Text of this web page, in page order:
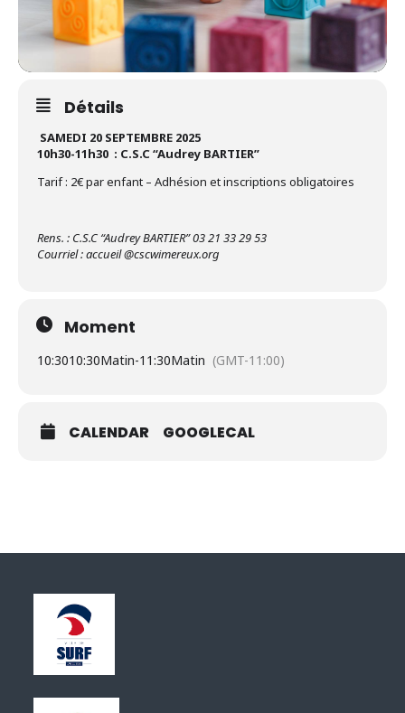
Détails
SAMEDI 20 SEPTEMBRE 2025
10h30-11h30 : C.S.C “Audrey BARTIER”
Tarif : 2€ par enfant – Adhésion et inscriptions obligatoires
Rens. : C.S.C “Audrey BARTIER” 03 21 33 29 53
Courriel : accueil @cscwimereux.org
Moment
10:3010:30Matin-11:30Matin (GMT-11:00)
CALENDAR GOOGLECAL